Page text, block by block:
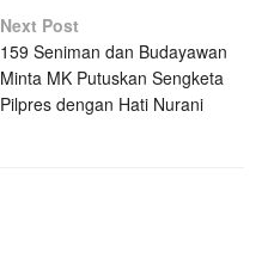
Next Post
159 Seniman dan Budayawan
Minta MK Putuskan Sengketa
Pilpres dengan Hati Nurani